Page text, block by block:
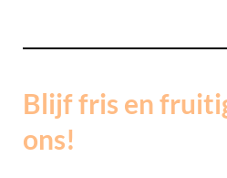
Blijf fris en
ons!